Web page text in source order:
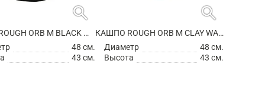
search
КАШПО ROUGH ORB M BLACK WASHED
48 см.
43 см.
search
КАШПО ROUGH ORB M CLAY WASHED
Диаметр
48 см.
Высота
43 см.